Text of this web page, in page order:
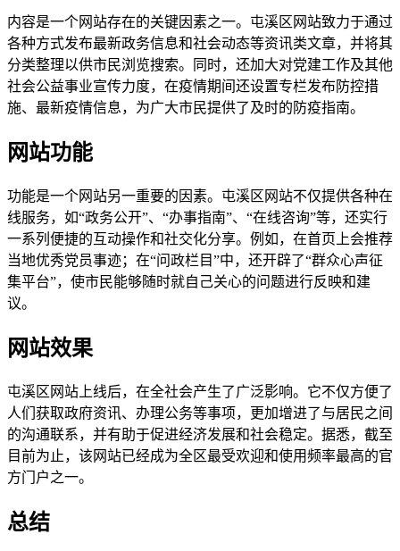
内容是一个网站存在的关键因素之一。屯溪区网站致力于通过
各种方式发布最新政务信息和社会动态等资讯类文章，并将其
分类整理以供市民浏览搜索。同时，还加大对党建工作及其他
社会公益事业宣传力度，在疫情期间还设置专栏发布防控措
施、最新疫情信息，为广大市民提供了及时的防疫指南。
网站功能
功能是一个网站另一重要的因素。屯溪区网站不仅提供各种在
线服务，如“政务公开”、“办事指南”、“在线咨询”等，还实行
一系列便捷的互动操作和社交化分享。例如，在首页上会推荐
当地优秀党员事迹；在“问政栏目”中，还开辟了“群众心声征
集平台”，使市民能够随时就自己关心的问题进行反映和建
议。
网站效果
屯溪区网站上线后，在全社会产生了广泛影响。它不仅方便了
人们获取政府资讯、办理公务等事项，更加增进了与居民之间
的沟通联系，并有助于促进经济发展和社会稳定。据悉，截至
目前为止，该网站已经成为全区最受欢迎和使用频率最高的官
方门户之一。
总结